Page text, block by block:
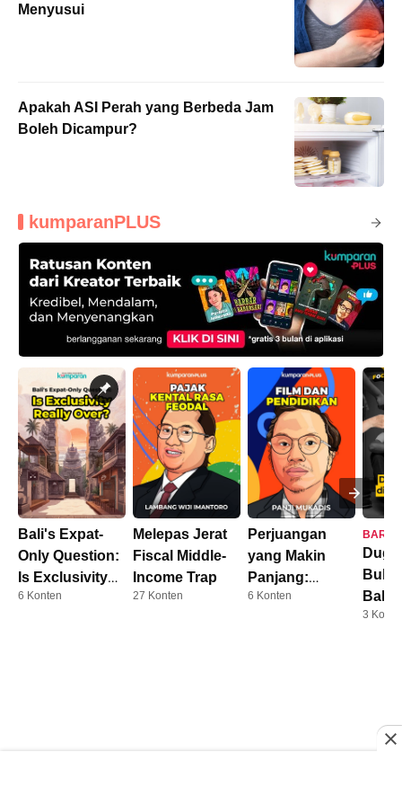
Menyusui
Apakah ASI Perah yang Berbeda Jam
Boleh Dicampur?
kumparanPLUS
Bali's Expat-
Only Question:
Is Exclusivity
Really Over?
6 Konten
Melepas Jerat
Fiscal Middle-
Income Trap
27 Konten
Perjuangan
yang Makin
Panjang:
Dosen Kini
6 Konten
BARU
Balik
AFF
3